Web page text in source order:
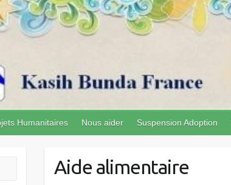
Humanitaires Nous aider Suspension Adoption
Aide alimentaire